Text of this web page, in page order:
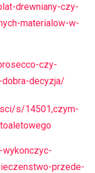
drewniany-czy-
materialow-w-
czy-
decyzja/
s/14501,czym-
przede-